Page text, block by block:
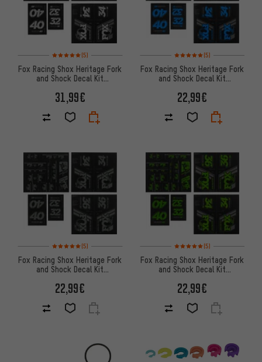
Bewertungen: 5 von 5 basierend auf 5 Bewertungen
(5)
Fox Racing Shox Heritage Fork
and Shock Decal Kit
31,99€
Bewertungen: 5 von 5
(5)
Fox Racing Shox Heritage Fork
and Shock Decal Kit
22,99€
Bewertungen: 5 von 5 basierend auf 5 Bewertungen
(5)
Fox Racing Shox Heritage Fork
and Shock Decal Kit
22,99€
Bewertungen: 5 von 5
(5)
Fox Racing Shox Heritage Fork
and Shock Decal Kit
22,99€